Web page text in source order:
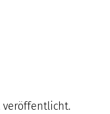
veröffentlicht.